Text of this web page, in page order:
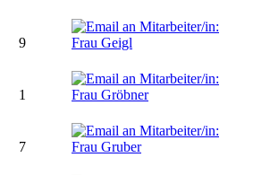
9
1
7